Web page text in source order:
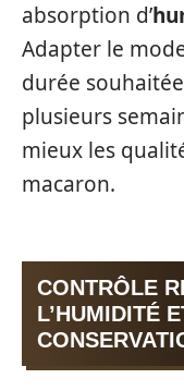
absorption d’
Adapter le
durée
plusieurs
mieux les
macaron.
CONTRÔLE
L’HUMIDITÉ